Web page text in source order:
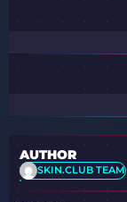
AUTHOR
SKIN.CLUB TEAM